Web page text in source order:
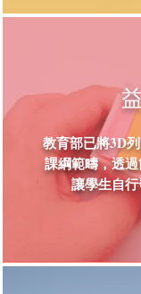
教育部已將3D
課綱範疇，透
讓學生自